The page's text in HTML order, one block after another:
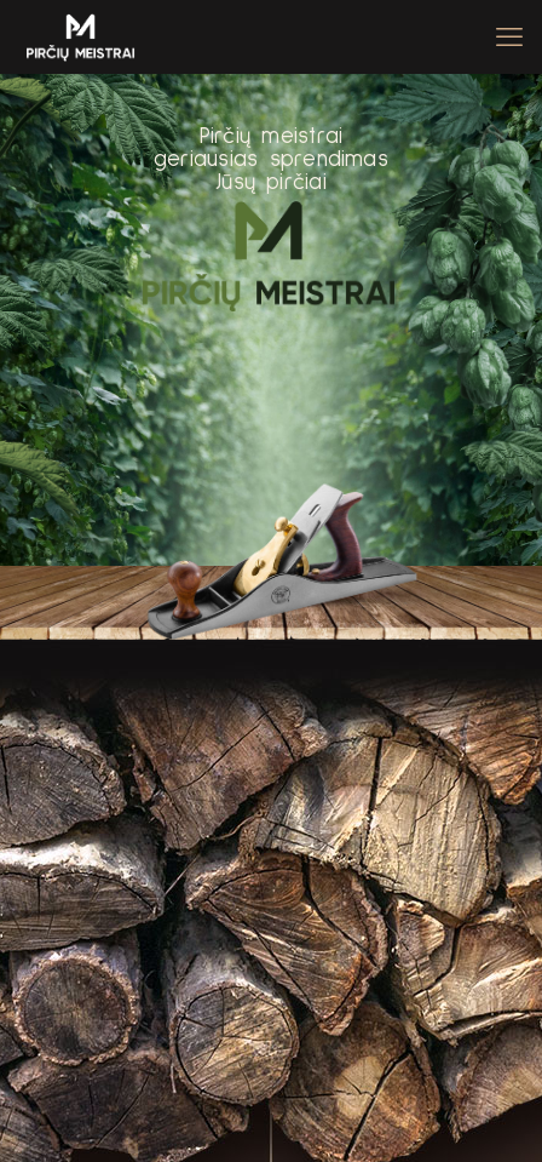
Pirčių meistrai
geriausias sprendimas
Jūsų pirčiai